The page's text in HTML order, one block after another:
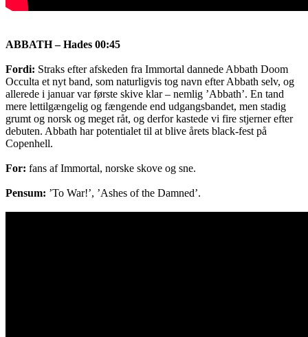
ABBATH – Hades 00:45
Fordi: Straks efter afskeden fra Immortal dannede Abbath Doom
Occulta et nyt band, som naturligvis tog navn efter Abbath selv, og
allerede i januar var første skive klar – nemlig ’Abbath’. En tand
mere lettilgængelig og fængende end udgangsbandet, men stadig
grumt og norsk og meget råt, og derfor kastede vi fire stjerner efter
debuten. Abbath har potentialet til at blive årets black-fest på
Copenhell.
For: fans af Immortal, norske skove og sne.
Pensum: ’To War!’, ’Ashes of the Damned’.